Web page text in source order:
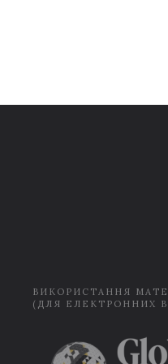
ВИКОРИСТАННЯ
(ДЛЯ ЕЛЕКТРОННИХ